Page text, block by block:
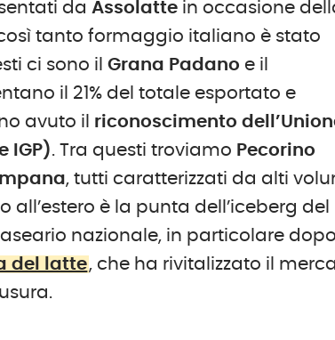
daAssolatte in occasione
tanto formaggio italiano è stato
ci sono ilGrana Padano e il
il 21% del totale esportato e
avuto il riconoscimento
IGP). Tra questi troviamo Pecorino
, tutti caratterizzati da alti
è la punta dell’iceberg del
nazionale, in particolare
del latte, che ha rivitalizzato il